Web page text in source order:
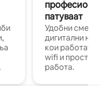
патуваат
Удобни
дигитални
кои работат
wifi и
работа.